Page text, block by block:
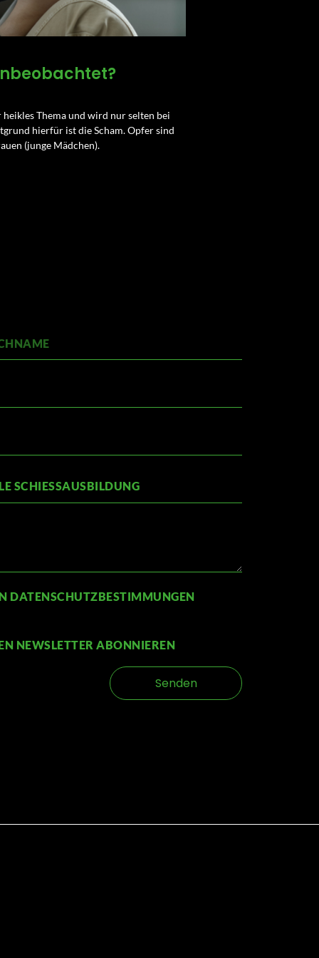
Thema und wird nur selten bei
hierfür ist die Scham. Opfer sind
(junge Mädchen).
DATENSCHUTZBESTIMMUNGEN
NEWSLETTER ABONNIEREN
Senden